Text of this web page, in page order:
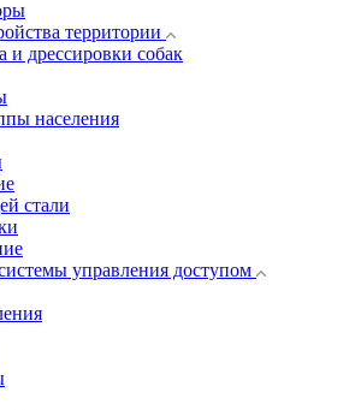
территории
дрессировки собак
населения
стали
управления доступом